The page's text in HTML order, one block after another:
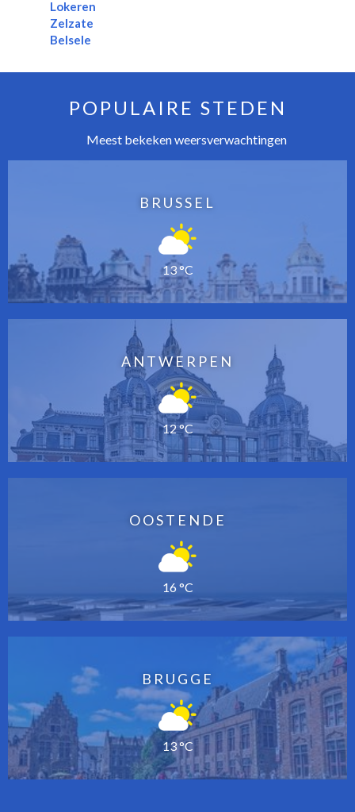
Lokeren
Zelzate
Belsele
POPULAIRE STEDEN
Meest bekeken weersverwachtingen
BRUSSEL
13 °C
ANTWERPEN
12 °C
OOSTENDE
16 °C
BRUGGE
13 °C